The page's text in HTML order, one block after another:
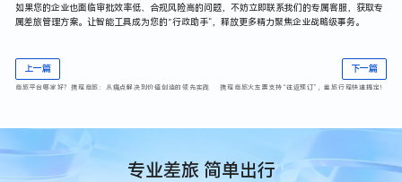
如果您的企业也面临审批效率低、合规风险高的问题，不妨立即联系我们的专属客服，获取专
属差旅管理方案。让智能工具成为您的“行政助手”，释放更多精力聚焦企业战略级事务。
上一篇
商旅平台哪家好？携程商旅：从痛点解决到价值创造的领先实践
下一篇
携程商旅火车票支持“往返预订”，差旅行程快速搞定！
专业差旅 简单出行